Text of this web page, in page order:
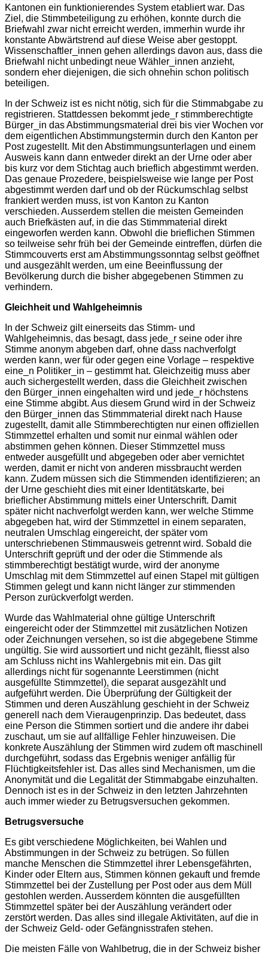
Kantonen ein funktionierendes System etabliert war. Das
Ziel, die Stimmbeteiligung zu erhöhen, konnte durch die
Briefwahl zwar nicht erreicht werden, immerhin wurde ihr
konstante Abwärtstrend auf diese Weise aber gestoppt.
Wissenschaftler_innen gehen allerdings davon aus, dass die
Briefwahl nicht unbedingt neue Wähler_innen anzieht,
sondern eher diejenigen, die sich ohnehin schon politisch
beteiligen.
In der Schweiz ist es nicht nötig, sich für die Stimmabgabe zu
registrieren. Stattdessen bekommt jede_r stimmberechtigte
Bürger_in das Abstimmungsmaterial drei bis vier Wochen vor
dem eigentlichen Abstimmungstermin durch den Kanton per
Post zugestellt. Mit den Abstimmungsunterlagen und einem
Ausweis kann dann entweder direkt an der Urne oder aber
bis kurz vor dem Stichtag auch brieflich abgestimmt werden.
Das genaue Prozedere, beispielsweise wie lange per Post
abgestimmt werden darf und ob der Rückumschlag selbst
frankiert werden muss, ist von Kanton zu Kanton
verschieden. Ausserdem stellen die meisten Gemeinden
auch Briefkästen auf, in die das Stimmmaterial direkt
eingeworfen werden kann. Obwohl die brieflichen Stimmen
so teilweise sehr früh bei der Gemeinde eintreffen, dürfen die
Stimmcouverts erst am Abstimmungssonntag selbst geöffnet
und ausgezählt werden, um eine Beeinflussung der
Bevölkerung durch die bisher abgegebenen Stimmen zu
verhindern.
Gleichheit und Wahlgeheimnis
In der Schweiz gilt einerseits das Stimm- und
Wahlgeheimnis, das besagt, dass jede_r seine oder ihre
Stimme anonym abgeben darf, ohne dass nachverfolgt
werden kann, wer für oder gegen eine Vorlage – respektive
eine_n Politiker_in – gestimmt hat. Gleichzeitig muss aber
auch sichergestellt werden, dass die Gleichheit zwischen
den Bürger_innen eingehalten wird und jede_r höchstens
eine Stimme abgibt. Aus diesem Grund wird in der Schweiz
den Bürger_innen das Stimmmaterial direkt nach Hause
zugestellt, damit alle Stimmberechtigten nur einen offiziellen
Stimmzettel erhalten und somit nur einmal wählen oder
abstimmen gehen können. Dieser Stimmzettel muss
entweder ausgefüllt und abgegeben oder aber vernichtet
werden, damit er nicht von anderen missbraucht werden
kann. Zudem müssen sich die Stimmenden identifizieren; an
der Urne geschieht dies mit einer Identitätskarte, bei
brieflicher Abstimmung mittels einer Unterschrift. Damit
später nicht nachverfolgt werden kann, wer welche Stimme
abgegeben hat, wird der Stimmzettel in einem separaten,
neutralen Umschlag eingereicht, der später vom
unterschriebenen Stimmausweis getrennt wird. Sobald die
Unterschrift geprüft und der oder die Stimmende als
stimmberechtigt bestätigt wurde, wird der anonyme
Umschlag mit dem Stimmzettel auf einen Stapel mit gültigen
Stimmen gelegt und kann nicht länger zur stimmenden
Person zurückverfolgt werden.
Wurde das Wahlmaterial ohne gültige Unterschrift
eingereicht oder der Stimmzettel mit zusätzlichen Notizen
oder Zeichnungen versehen, so ist die abgegebene Stimme
ungültig. Sie wird aussortiert und nicht gezählt, fliesst also
am Schluss nicht ins Wahlergebnis mit ein. Das gilt
allerdings nicht für sogenannte Leerstimmen (nicht
ausgefüllte Stimmzettel), die separat ausgezählt und
aufgeführt werden. Die Überprüfung der Gültigkeit der
Stimmen und deren Auszählung geschieht in der Schweiz
generell nach dem Vieraugenprinzip. Das bedeutet, dass
eine Person die Stimmen sortiert und die andere ihr dabei
zuschaut, um sie auf allfällige Fehler hinzuweisen. Die
konkrete Auszählung der Stimmen wird zudem oft maschinell
durchgeführt, sodass das Ergebnis weniger anfällig für
Flüchtigkeitsfehler ist. Das alles sind Mechanismen, um die
Anonymität und die Legalität der Stimmabgabe einzuhalten.
Dennoch ist es in der Schweiz in den letzten Jahrzehnten
auch immer wieder zu Betrugsversuchen gekommen.
Betrugsversuche
Es gibt verschiedene Möglichkeiten, bei Wahlen und
Abstimmungen in der Schweiz zu betrügen. So füllen
manche Menschen die Stimmzettel ihrer Lebensgefährten,
Kinder oder Eltern aus, Stimmen können gekauft und fremde
Stimmzettel bei der Zustellung per Post oder aus dem Müll
gestohlen werden. Ausserdem könnten die ausgefüllten
Stimmzettel später bei der Auszählung verändert oder
zerstört werden. Das alles sind illegale Aktivitäten, auf die in
der Schweiz Geld- oder Gefängnisstrafen stehen.
Die meisten Fälle von Wahlbetrug, die in der Schweiz bisher